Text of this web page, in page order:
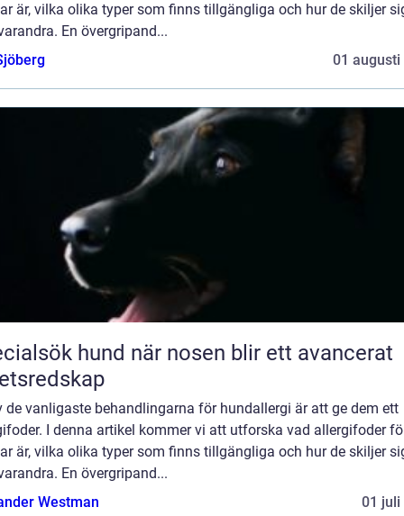
är, vilka olika typer som finns tillgängliga och hur de skiljer
En övergripand...
01 augusti
hund när nosen blir ett avancerat
de vanligaste behandlingarna för hundallergi är att ge dem ett
I denna artikel kommer vi att utforska vad allergifoder
är, vilka olika typer som finns tillgängliga och hur de skiljer
En övergripand...
Westman
01 juli